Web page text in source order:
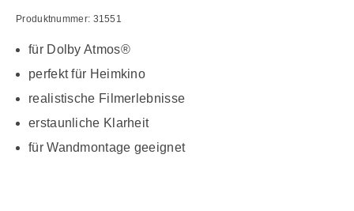
Produktnummer: 31551
für Dolby Atmos®
perfekt für Heimkino
realistische Filmerlebnisse
erstaunliche Klarheit
für Wandmontage geeignet